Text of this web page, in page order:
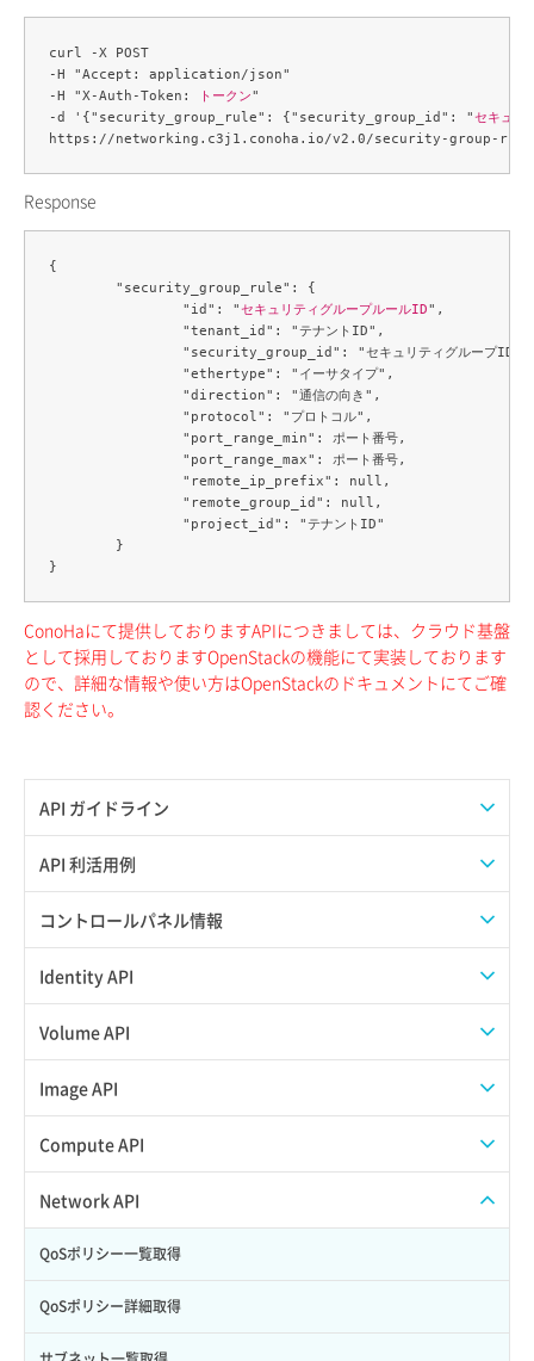
API ガイドライン
APIのご利用について
API 利活用例
APIでAPIサブユーザーを作成する
APIでVPSにISOイメージを挿入する
APIでVPSを作成する
コントロールパネル情報
APIユーザーを作成する
API情報を確認する
Identity API
Credential一覧取得
Credential作成
Credential削除
Volume API
スナップショット一覧取得
スナップショット作成
スナップショット削除
スナップショット復元
スナップショット詳細一覧取得
スナップショット詳細取得（アイテム指定）
Image API
ISOイメージアップロード
ISOイメージ作成
イメージ一覧取得
イメージ保存使用量取得
イメージ保存容量取得
Compute API
ISOイメージ挿入/排出
SSHキーペア一覧取得
SSHキーペア作成
SSHキーペア削除
Network API
QoSポリシー一覧取得
QoSポリシー詳細取得
curl -X POST
-H "Accept: application/json"
-H "X-Auth-Token:
トークン"
-d '{"security_group_rule": {"security_group_id": "セキュリ
Response
{
		"id": "
セキュリティグループルールID",
ConoHaにて提供しておりますAPIにつきましては、クラウド基盤
として採用しておりますOpenStackの機能にて実装しております
ので、詳細な情報や使い方はOpenStackのドキュメントにてご確
認ください。